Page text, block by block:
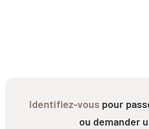
Identifiez-vous pour
ou demander